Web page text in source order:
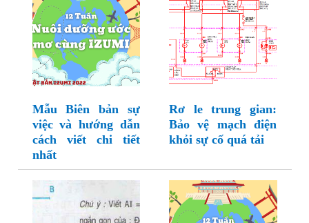
Mẫu Biên bản sự
việc và hướng dẫn
cách viết chi tiết
nhất
Rơ le trung gian:
Bảo vệ mạch điện
khỏi sự cố quá tải